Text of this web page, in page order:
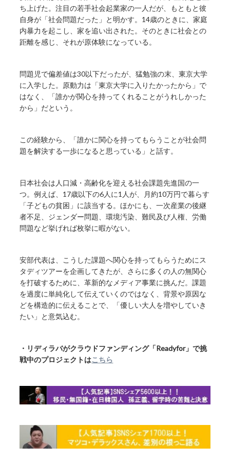
ち上げた。注目の若手社会起業家の一人だが、もともと彼
自身が「社会問題だった」と明かす。14歳のときに、家庭
内暴力を起こし、家を追い出された。そのときに社会との
距離を感じ、それが原体験になっている。
問題児で偏差値は30以下だったが、猛勉強の末、東京大学
に入学した。原動力は「東京大学に入りたかったから」で
はなく、「誰かが関心を持ってくれることがうれしかった
から」だという。
この経験から、「誰かに関心を持ってもらうことが社会問
題を解決する一歩になると思っている」と話す。
日本社会は人口減・高齢化を迎える社会課題先進国の一
つ。例えば、17歳以下の6人に1人が、月約10万円で暮らす
「子どもの貧困」に該当する。ほかにも、一次産業の後継
者不足、ジェンダー問題、環境汚染、難民及び人権、労働
問題など挙げれば枚挙に暇がない。
安部代表は、こうした課題へ関心を持ってもらうためにス
タディツアーを企画してきたが、さらに多くの人の無関心
を打破するために、革新的なメディア事業に挑んだ。課題
を過度に単純化して伝えていくのではなく、背景や原因な
どを構造的に伝えることで、「優しい大人を増やしていき
たい」と意気込む。
・リディラバがクラウドファンディング「Readyfor」で挑
戦中のプロジェクトはこちら